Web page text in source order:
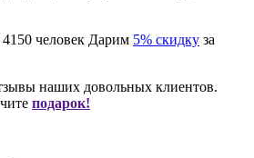
4150 человек Дарим 5% скидку за
наших довольных клиентов.
подарок!